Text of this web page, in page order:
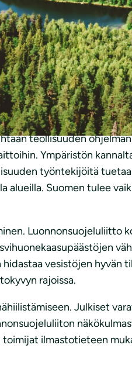
välttämätön EU:n
Euroopan teollisuuden
ilmastopolitiikka luo
tulee luoda
on tärkeää huomioida
teollisuuden
Ympäristön
työntekijöitä
alueilla. Suomen tulee
Luonnonsuojeluliitto
vesistöjen hyvän
rajoissa.
Julkiset
ilmastotieteen